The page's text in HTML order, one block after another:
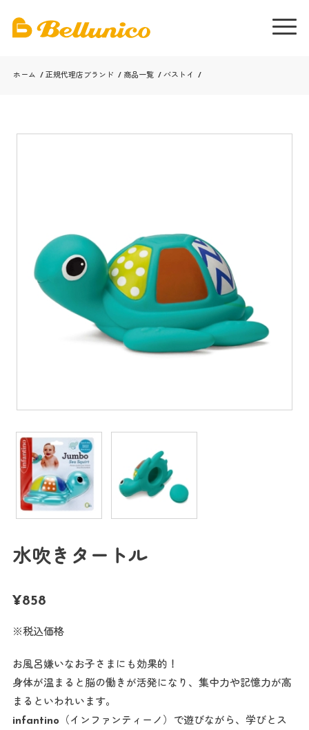
ホーム / 正規代理店ブランド / 商品一覧 / バストイ /
水吹きタートル
¥858
※税込価格
お風呂嫌いなお子さまにも効果的！
身体が温まると脳の働きが活発になり、集中力や記憶力が高
まるといわれいます。
infantino（インファンティーノ）で遊びながら、学びとス